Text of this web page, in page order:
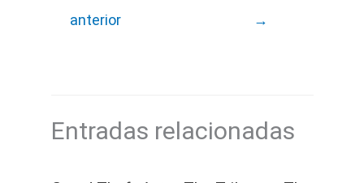
anterior
→
Entradas relacionadas